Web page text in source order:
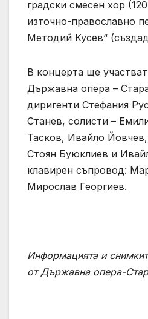
градски смесен хор
източно-православно
Методий Кусев“
В концерта ще
Държавна опера –
диригенти Стефания
Станев, солисти –
Тасков, Ивайло
Стоян Буюклиев и
клавирен съпровод:
Мирослав Георгиев.
Информацията и
от Държавна опера-